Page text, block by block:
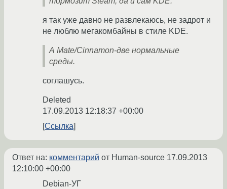
я так уже давно не развлекаюсь, не задрот и
не люблю мегакомбайны в стиле KDE.
А Mate/Cinnamon-две нормальные
среды.
соглашусь.
Deleted
17.09.2013 12:18:37 +00:00
Ссылка
Ответ на: комментарий от Human-source 17.09.2013
12:10:00 +00:00
Debian-УГ